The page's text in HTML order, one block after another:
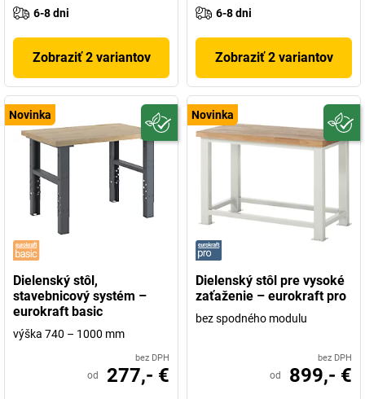
6-8 dni
Zobraziť 2 variantov
6-8 dni
Zobraziť 2 variantov
Novinka
Dielenský stôl,
stavebnicový systém –
eurokraft basic
výška 740 – 1000 mm
bez DPH
od 277,- €
Novinka
Dielenský stôl pre vysoké
zaťaženie – eurokraft pro
bez spodného modulu
bez DPH
od 899,- €